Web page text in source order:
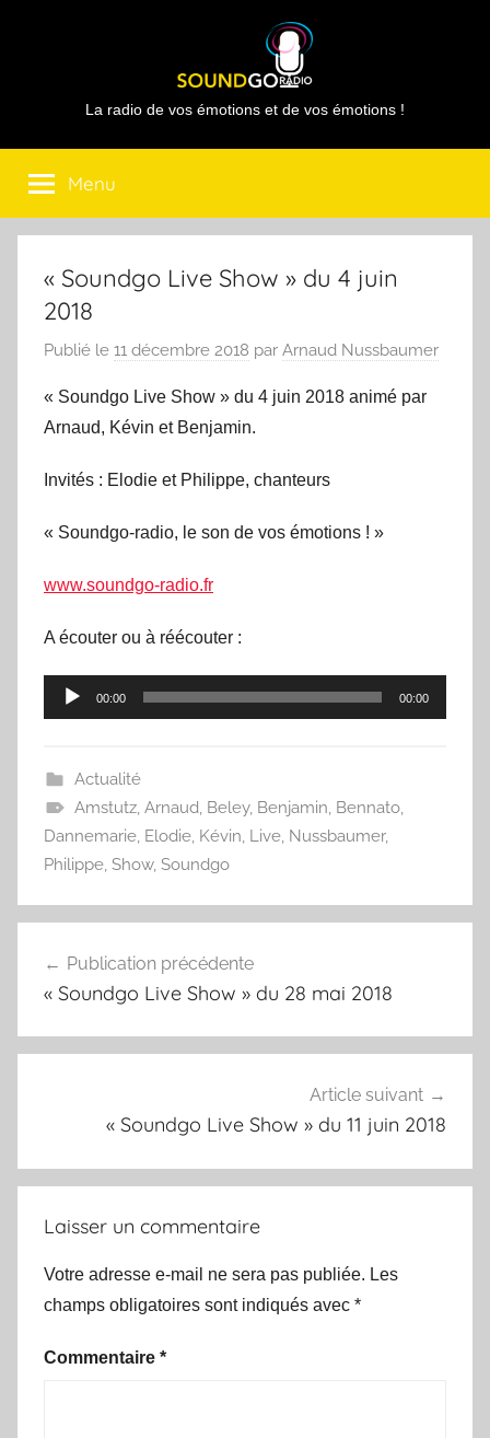
Sound
Go
Radio
La radio de vos émotions et de vos émotions !
Menu
« Soundgo Live Show » du 4 juin
2018
Publié le 11 décembre 2018 par Arnaud Nussbaumer
« Soundgo Live Show » du 4 juin 2018 animé par
Arnaud, Kévin et Benjamin.
Invités : Elodie et Philippe, chanteurs
« Soundgo-radio, le son de vos émotions ! »
www.soundgo-radio.fr
A écouter ou à réécouter :
Lecteur
audio
00:00 00:00
Actualité
Amstutz, Arnaud, Beley, Benjamin, Bennato,
Dannemarie, Elodie, Kévin, Live, Nussbaumer,
Philippe, Show, Soundgo
Publication précédente
« Soundgo Live Show » du 28 mai 2018
Article suivant
« Soundgo Live Show » du 11 juin 2018
Laisser un commentaire
Votre adresse e-mail ne sera pas publiée. Les
champs obligatoires sont indiqués avec *
Commentaire *